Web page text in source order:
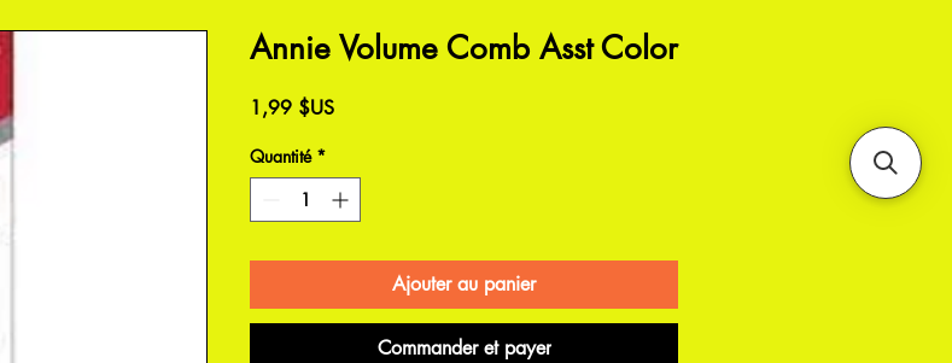
Annie Volume Comb Asst Color
1,99 $USPrix
Quantité *
Ajouter au panier
Commander et payer